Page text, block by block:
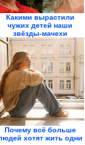
Какими вырастили
чужих детей наши
звёзды-мачехи
Почему всё больше
хотят жить одни